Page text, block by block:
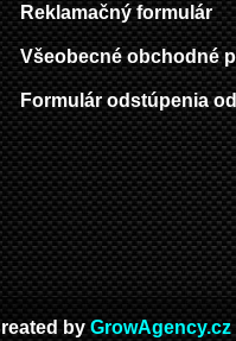
Reklamačný formulár
Všeobecné obchodné
Formulár odstúpenia
byGrowAgency.cz